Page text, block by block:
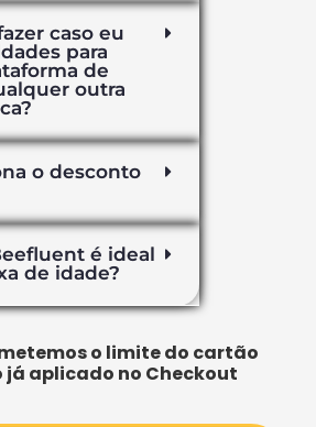
caso eu
para
de
outra
o desconto
é ideal
de idade?
o limite do cartão
já aplicado no Checkout